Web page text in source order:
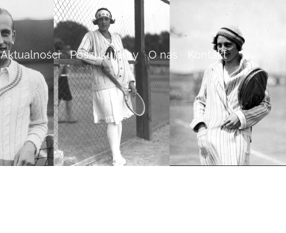
Aktualności Poszukujemy O nas Kontakt